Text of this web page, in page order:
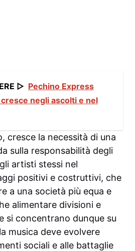
▷ Pechino Express
negli ascolti e nel
cresce la necessità di una
sulla responsabilità degli
artisti stessi nel
positivi e costruttivi, che
a una società più equa e
alimentare divisioni e
si concentrano dunque su
musica deve evolvere
sociali e alle battaglie